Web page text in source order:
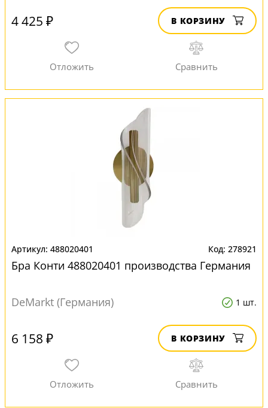
4 425 ₽ В КОРЗИНУ
488020401 278921
Бра Конти 488020401 производства Германия
DeMarkt (Германия) 1 шт.
6 158 ₽ В КОРЗИНУ